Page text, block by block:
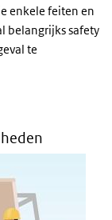
enkele feiten en
belangrijks safety
te